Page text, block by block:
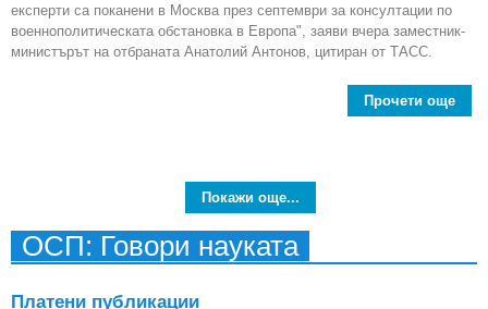
експерти са поканени в Москва през септември за консултации по
военнополитическата обстановка в Европа", заяви вчера заместник-
министърът на отбраната Анатолий Антонов, цитиран от ТАСС.
Прочети още
Покажи още...
ОСП: Говори науката
Платени публикации